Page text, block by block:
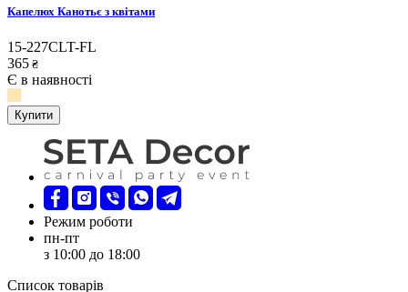
Капелюх Канотьє з квітами
15-227CLT-FL
365 ₴
Є в наявності
Купити
Режим роботи
пн-пт
з 10:00 до 18:00
Список товарів